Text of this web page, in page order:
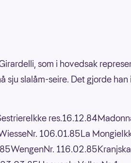
som i hovedsak
sju slalåm-seire. Det gjorde han i
106.01.85La
116.02.85Kranjska